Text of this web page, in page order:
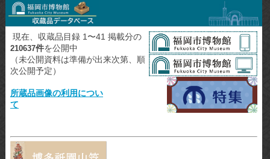
現在、収蔵品目録 1〜41 掲載分の
210637件を公開中
（未公開資料は準備が出来次第、順
次公開予定）
所蔵品画像の利用につい
て